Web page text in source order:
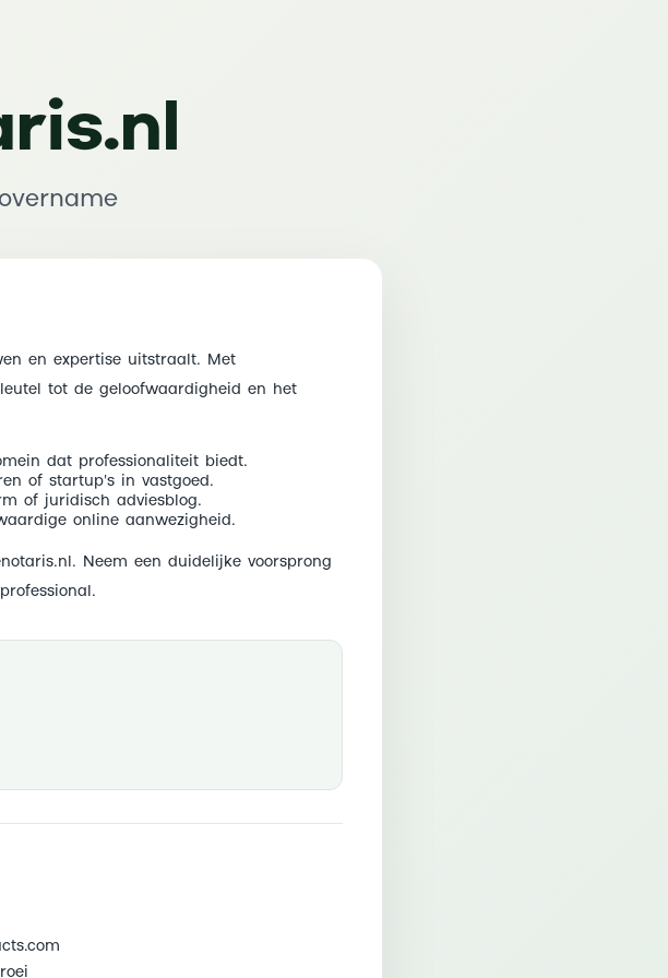
en expertise uitstraalt. Met
tot de geloofwaardigheid en het
dat professionaliteit biedt.
of startup's in vastgoed.
of juridisch adviesblog.
online aanwezigheid.
Neem een duidelijke voorsprong